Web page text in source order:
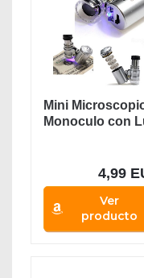
Mini
Monoculo con
4,99
Ver
producto